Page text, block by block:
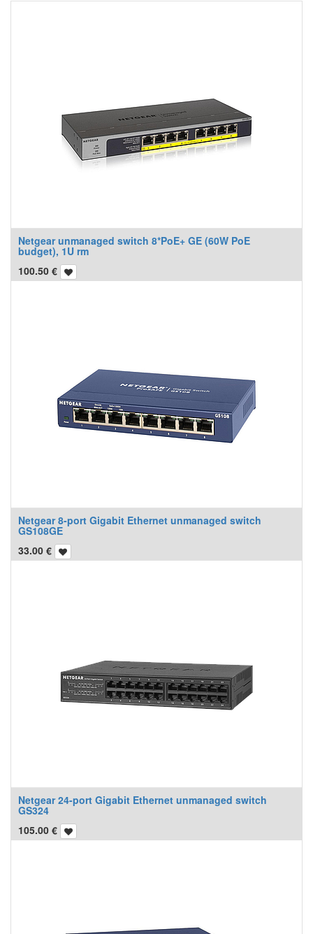
Netgear unmanaged switch 8*PoE+ GE (60W PoE
budget), 1U rm
100.50 €
Netgear 8-port Gigabit Ethernet unmanaged switch
GS108GE
33.00 €
Netgear 24-port Gigabit Ethernet unmanaged switch
GS324
105.00 €